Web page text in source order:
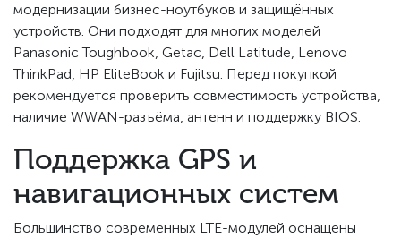
модернизации бизнес-ноутбуков и защищённых
устройств. Они подходят для многих моделей
Panasonic Toughbook, Getac, Dell Latitude, Lenovo
ThinkPad, HP EliteBook и Fujitsu. Перед покупкой
рекомендуется проверить совместимость устройства,
наличие WWAN-разъёма, антенн и поддержку BIOS.
Поддержка GPS и
навигационных систем
Большинство современных LTE-модулей оснащены